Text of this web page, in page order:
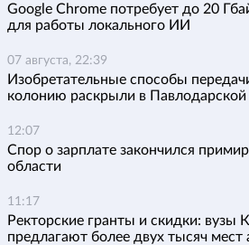
Google Chrome потребует до 20
для работы локального ИИ
07 августа, 22:39
Изобретательные способы
колонию раскрыли в Павлодарской
12:07
Спор о зарплате закончился
области
11:17
Ректорские гранты и скидки: вузы
предлагают более двух тысяч мест